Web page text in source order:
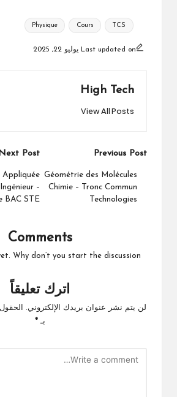
Tags:
Physique Cours TCS
Last updated on يوليو 22, 2025
High Tech
View All Posts
Post
navigation
Previous Post
Géométrie des Molécules
Chimie – Tronc Commun
Technologies
Post
–
BAC STE
Comments
Why don’t you start the discussion?
اترك تعليقاً
لن يتم نشر عنوان بريدك الإلكتروني.
بـ*